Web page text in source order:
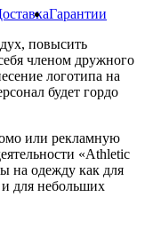
Гарантии
повысить
членом дружного
логотипа на
будет гордо
или рекламную
«Athletic
на одежду как для
для небольших